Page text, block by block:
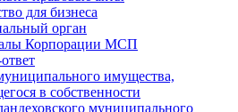
для бизнеса
орган
Корпорации МСП
имущества,
в собственности
муниципального